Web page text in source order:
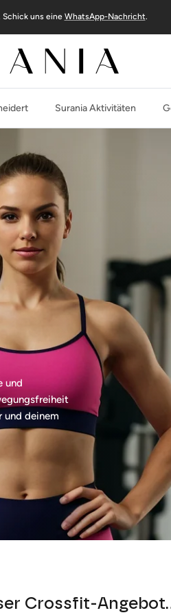
Schick uns eine WhatsApp-Nachricht.
Surania Aktivitäten
und
und deinem
Crossfit-